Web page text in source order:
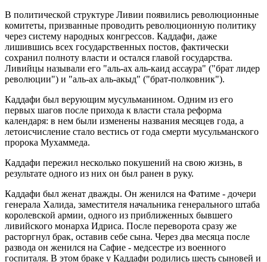
В политической структуре Ливии появились революционные
комитеты, призванные проводить революционную политику
через систему народных конгрессов. Каддафи, даже
лишившись всех государственных постов, фактически
сохранил полноту власти и остался главой государства.
Ливийцы называли его "аль-ах аль-каид ассаура" ("брат лидер
революции") и "аль-ах аль-акыд" ("брат-полковник").
Каддафи был верующим мусульманином. Одним из его
первых шагов после прихода к власти стала реформа
календаря: в нем были изменены названия месяцев года, а
летоисчисление стало вестись от года смерти мусульманского
пророка Мухаммеда.
Каддафи пережил несколько покушений на свою жизнь, в
результате одного из них он был ранен в руку.
Каддафи был женат дважды. Он женился на Фатиме - дочери
генерала Халида, заместителя начальника генерального штаба
королевской армии, одного из приближенных бывшего
ливийского монарха Идриса. После переворота сразу же
расторгнул брак, оставив себе сына. Через два месяца после
развода он женился на Сафие - медсестре из военного
госпиталя. В этом браке у Каддафи родились шесть сыновей и